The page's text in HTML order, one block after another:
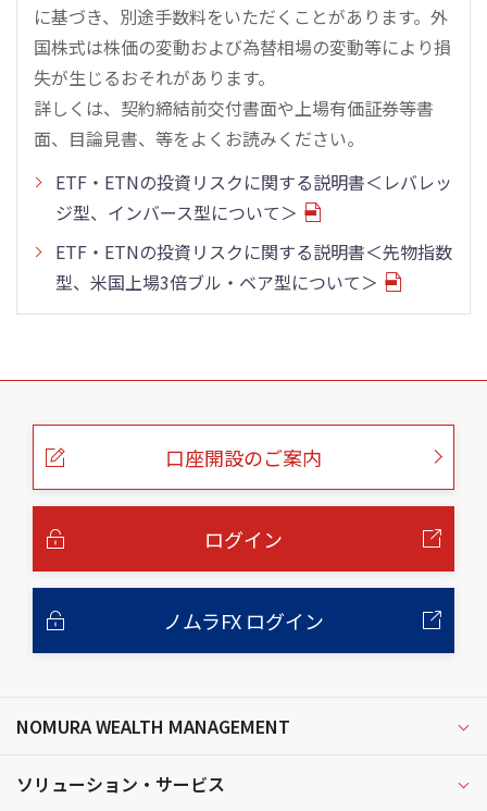
に基づき、別途手数料をいただくことがあります。外
国株式は株価の変動および為替相場の変動等により損
失が生じるおそれがあります。
詳しくは、契約締結前交付書面や上場有価証券等書
面、目論見書、等をよくお読みください。
ETF・ETNの投資リスクに関する説明書＜レバレッ
ジ型、インバース型について＞
ETF・ETNの投資リスクに関する説明書＜先物指数
型、米国上場3倍ブル・ベア型について＞
こ
口座開設のご案内
ログイン
ノムラFX ログイン
NOMURA WEALTH MANAGEMENT
ソリューション・サービス